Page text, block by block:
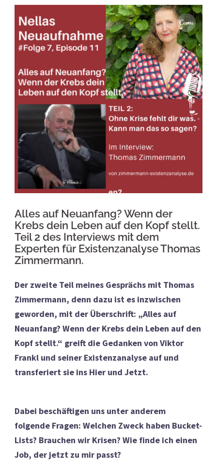
Alles auf Neuanfang? Wenn der
Krebs dein Leben auf den Kopf stellt.
Teil 2 des Interviews mit dem
Experten für Existenzanalyse Thomas
Zimmermann.
Der zweite Teil meines Gesprächs mit Thomas
Zimmermann, denn dazu ist es inzwischen
geworden, mit der Überschrift: „Alles auf
Neuanfang? Wenn der Krebs dein Leben auf den
Kopf stellt.“ greift die Gedanken von Viktor
Frankl und seiner Existenzanalyse auf und
transferiert sie ins Hier und Jetzt.
Dabei beschäftigen uns unter anderem
folgende Fragen: Welchen Zweck haben Bucket-
Lists? Brauchen wir Krisen? Wie finde ich einen
Job, der jetzt zu mir passt?